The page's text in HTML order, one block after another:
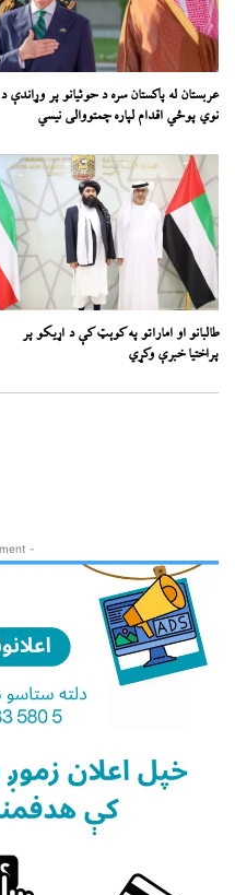
عربستان له پاکستان سره د حوثیانو پر وړاندې د
نوي پوځي اقدام لپاره چمتووالی نیسي
طالبانو او اماراتو په کوېټ کې د اړیکو پر
پراختیا خبرې وکړي
- Advertisment -